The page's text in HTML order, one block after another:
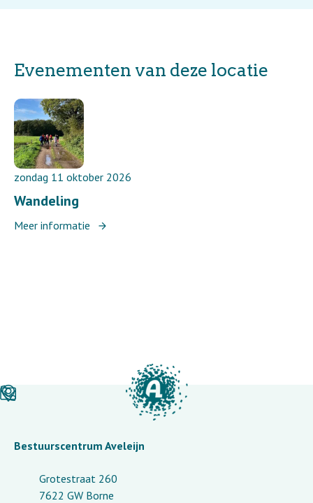
Evenementen van deze locatie
Wandeling
zondag 11 oktober 2026
Meer informatie
Bestuurscentrum Aveleijn
Grotestraat 260
7622 GW Borne